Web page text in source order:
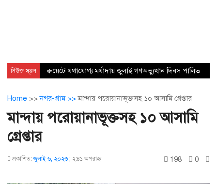
নিউজ স্ক্রল রুয়েটে যথাযোগ্য মর্যাদায় জুলাই গণঅভ্যুত্থান দিবস পালিত
Home >>নগর-গ্রাম >>মান্দায় পরোয়ানাভূক্তসহ ১০ আসামি গ্রেপ্তার
মান্দায় পরোয়ানাভূক্তসহ ১০ আসামি
গ্রেপ্তার
প্রকাশিত:জুলাই ৬, ২০২৩ ; ২:৪১ অপরাহ্ণ 198 0